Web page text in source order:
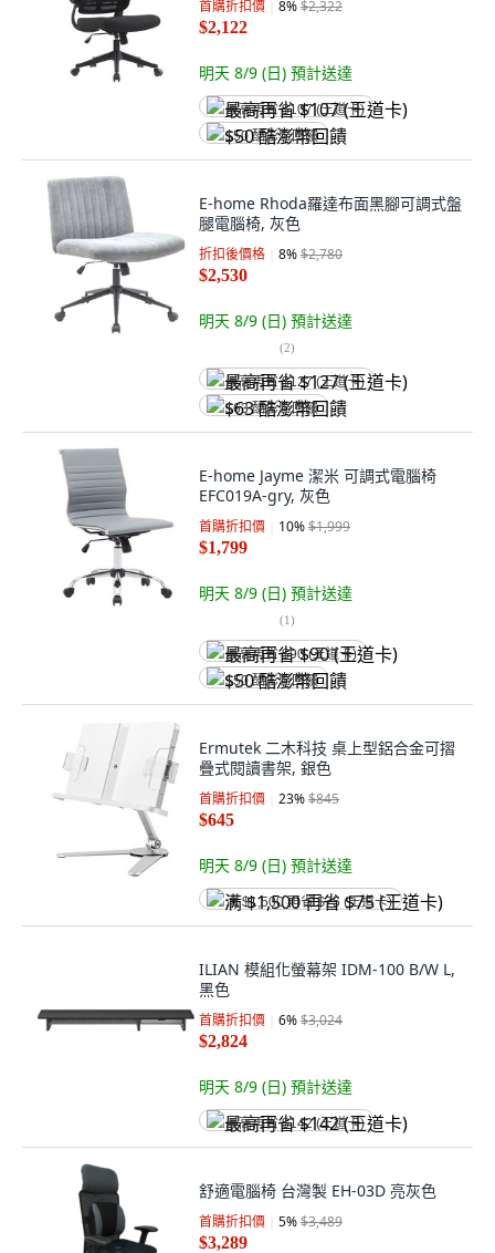
首購折扣價 8%$2,322
$2,122
明天 8/9 (日) 預計送達
最高再省 $107 (王道卡)
$50 酷澎幣回饋
E-home Rhoda羅達布面黑腳可調式盤
腿電腦椅, 灰色
折扣後價格 8%$2,780
$2,530
明天 8/9 (日) 預計送達
(2)
最高再省 $127 (王道卡)
$63 酷澎幣回饋
E-home Jayme 潔米 可調式電腦椅
EFC019A-gry, 灰色
首購折扣價 10%$1,999
$1,799
明天 8/9 (日) 預計送達
(1)
最高再省 $90 (王道卡)
$50 酷澎幣回饋
Ermutek 二木科技 桌上型鋁合金可摺
疊式閱讀書架, 銀色
首購折扣價 23%$845
$645
明天 8/9 (日) 預計送達
满 $1,500 再省 $75 (王道卡)
ILIAN 模組化螢幕架 IDM-100 B/W L,
黑色
首購折扣價 6%$3,024
$2,824
明天 8/9 (日) 預計送達
最高再省 $142 (王道卡)
舒適電腦椅 台灣製 EH-03D 亮灰色
首購折扣價 5%$3,489
$3,289